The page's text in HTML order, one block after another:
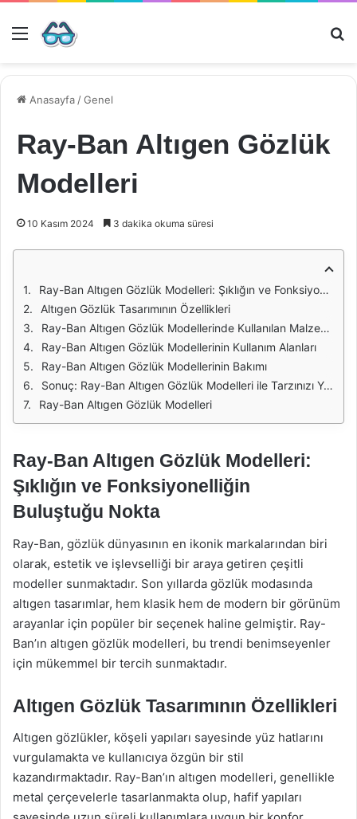
Menü
Anasayfa /Genel
Ray-Ban Altıgen Gözlük
Modelleri
10 Kasım 2024 3 dakika okuma süresi
Ray-Ban Altıgen Gözlük Modelleri: Şıklığın ve Fonksiyonelliğin Buluştuğu Nokta
Altıgen Gözlük Tasarımının Özellikleri
Ray-Ban Altıgen Gözlük Modellerinde Kullanılan Malzemeler
Ray-Ban Altıgen Gözlük Modellerinin Kullanım Alanları
Ray-Ban Altıgen Gözlük Modellerinin Bakımı
Sonuç: Ray-Ban Altıgen Gözlük Modelleri ile Tarzınızı Yansıtın
Ray-Ban Altıgen Gözlük Modelleri
Ray-Ban Altıgen Gözlük Modelleri:
Şıklığın ve Fonksiyonelliğin
Buluştuğu Nokta
Ray-Ban, gözlük dünyasının en ikonik markalarından biri
olarak, estetik ve işlevselliği bir araya getiren çeşitli
modeller sunmaktadır. Son yıllarda gözlük modasında
altıgen tasarımlar, hem klasik hem de modern bir görünüm
arayanlar için popüler bir seçenek haline gelmiştir. Ray-
Ban’ın altıgen gözlük modelleri, bu trendi benimseyenler
için mükemmel bir tercih sunmaktadır.
Altıgen Gözlük Tasarımının Özellikleri
Altıgen gözlükler, köşeli yapıları sayesinde yüz hatlarını
vurgulamakta ve kullanıcıya özgün bir stil
kazandırmaktadır. Ray-Ban’ın altıgen modelleri, genellikle
metal çerçevelerle tasarlanmakta olup, hafif yapıları